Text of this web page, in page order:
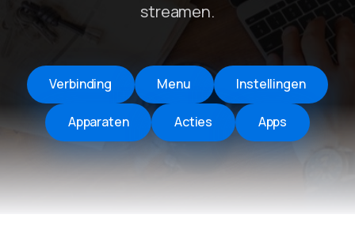
streamen.
Verbinding Menu Instellingen
Apparaten Acties Apps